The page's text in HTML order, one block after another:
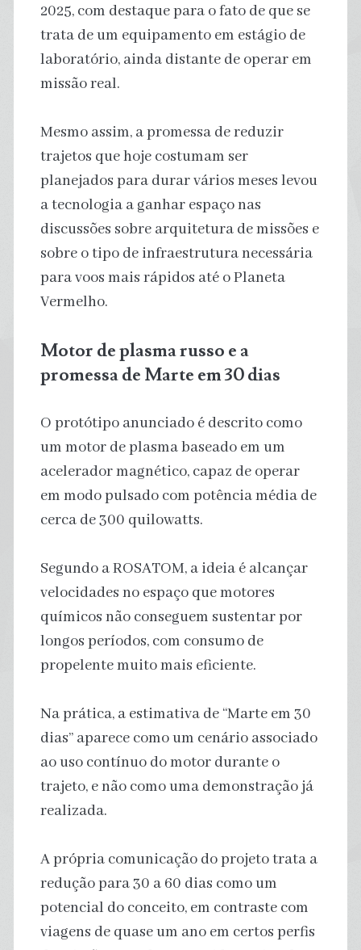
2025, com destaque para o fato de que se
trata de um equipamento em estágio de
laboratório, ainda distante de operar em
missão real.
Mesmo assim, a promessa de reduzir
trajetos que hoje costumam ser
planejados para durar vários meses levou
a tecnologia a ganhar espaço nas
discussões sobre arquitetura de missões e
sobre o tipo de infraestrutura necessária
para voos mais rápidos até o Planeta
Vermelho.
Motor de plasma russo e a
promessa de Marte em 30 dias
O protótipo anunciado é descrito como
um motor de plasma baseado em um
acelerador magnético, capaz de operar
em modo pulsado com potência média de
cerca de 300 quilowatts.
Segundo a ROSATOM, a ideia é alcançar
velocidades no espaço que motores
químicos não conseguem sustentar por
longos períodos, com consumo de
propelente muito mais eficiente.
Na prática, a estimativa de “Marte em 30
dias” aparece como um cenário associado
ao uso contínuo do motor durante o
trajeto, e não como uma demonstração já
realizada.
A própria comunicação do projeto trata a
redução para 30 a 60 dias como um
potencial do conceito, em contraste com
viagens de quase um ano em certos perfis